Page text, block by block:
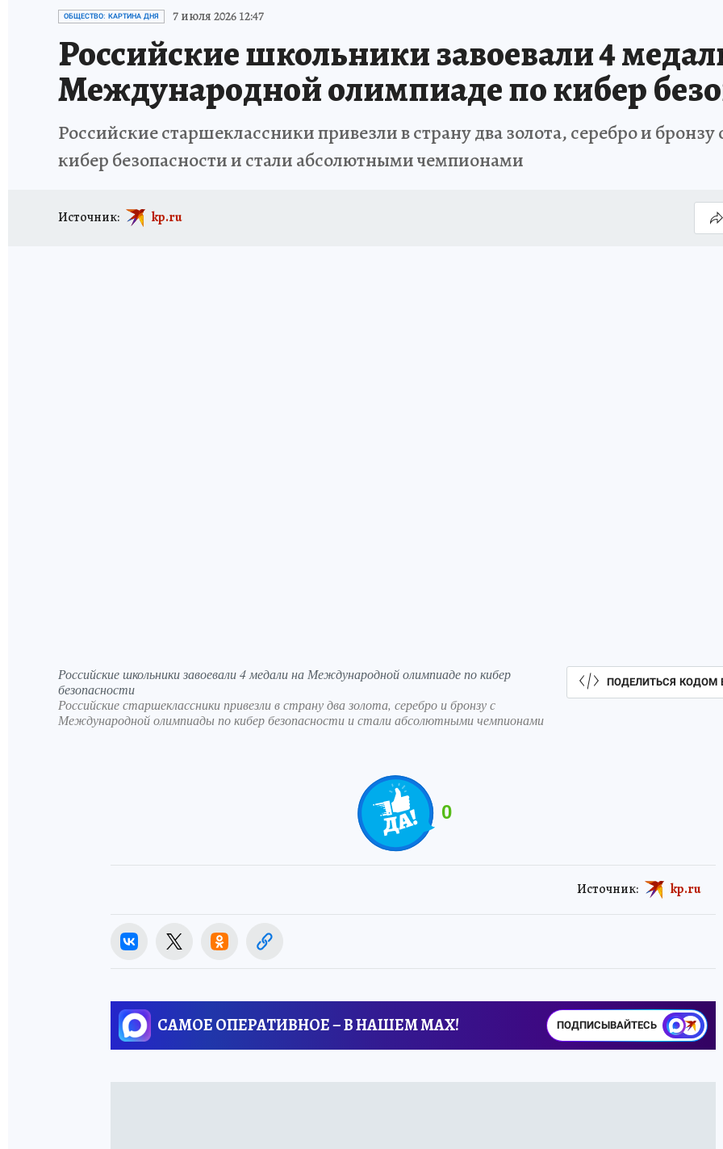
ИСПЫТАНО НА СЕБЕ
ОБЩЕСТВО: КАРТИНА ДНЯ 7 июля 2026 12:47
Российские школьники завоевали 4
Международной олимпиаде по кибер
Российские старшеклассники привезли в страну два золота, серебро и
кибер безопасности и стали абсолютными чемпионами
Источник: kp.ru
Российские школьники завоевали 4 медали на Международной олимпиаде по кибер
безопасности
Российские старшеклассники привезли в страну два золота, серебро и бронзу с
Международной олимпиады по кибер безопасности и стали абсолютными чемпионами
ПОДЕЛИТЬСЯ КОДОМ
0
Источник: kp.ru
САМОЕ ОПЕРАТИВНОЕ – В НАШЕМ MAX! ПОДПИСЫВАЙТЕСЬ